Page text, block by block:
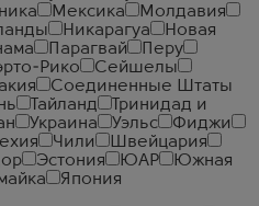
Мексика
Молдавия
Никарагуа
Новая
Парагвай
Перу
Рико
Сейшелы
Соединенные Штаты
Тайланд
Тринидад и
Украина Уэльс
Фиджи
Чили
Швейцария
Эстония ЮАР
Южная
Япония